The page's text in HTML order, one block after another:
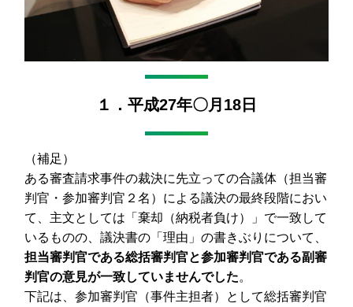
１．平成27年〇月18日
（補足）
ある審査請求事件の裁決に先立っての合議体（担当審
判官・参加審判官２名）による議決の最終段階におい
て、主文としては「棄却（納税者負け）」で一致して
いるものの、議決書の「理由」の書きぶりについて、
担当審判官である総括審判官と参加審判官である副審
判官の意見が一致していませんでした。
下記は、参加審判官（事件主担者）として総括審判官